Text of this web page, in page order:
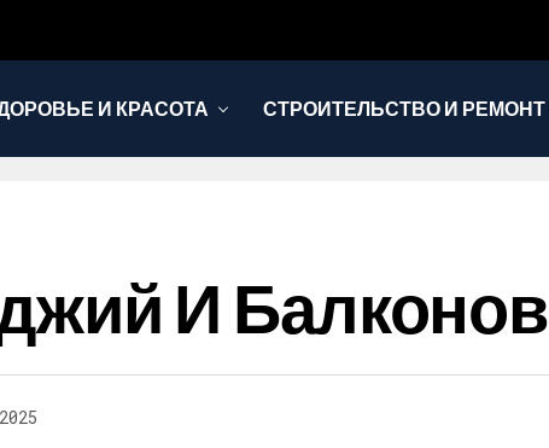
И КРАСОТА СТРОИТЕЛЬСТВО И РЕМОНТ
И Балконов